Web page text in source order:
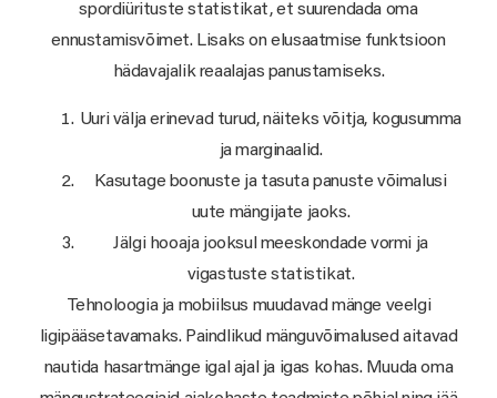
spordiürituste statistikat, et suurendada oma
ennustamisvõimet. Lisaks on elusaatmise funktsioon
hädavajalik reaalajas panustamiseks.
Uuri välja erinevad turud, näiteks võitja, kogusumma
ja marginaalid.
Kasutage boonuste ja tasuta panuste võimalusi
uute mängijate jaoks.
Jälgi hooaja jooksul meeskondade vormi ja
vigastuste statistikat.
Tehnoloogia ja mobiilsus muudavad mänge veelgi
ligipääsetavamaks. Paindlikud mänguvõimalused aitavad
nautida hasartmänge igal ajal ja igas kohas. Muuda oma